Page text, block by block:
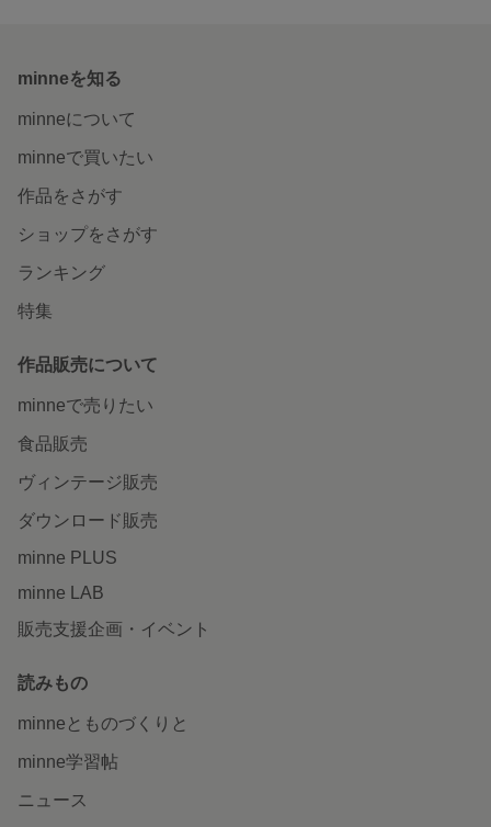
minneを知る
minneについて
minneで買いたい
作品をさがす
ショップをさがす
ランキング
特集
作品販売について
minneで売りたい
食品販売
ヴィンテージ販売
ダウンロード販売
minne PLUS
minne LAB
販売支援企画・イベント
読みもの
minneとものづくりと
minne学習帖
ニュース